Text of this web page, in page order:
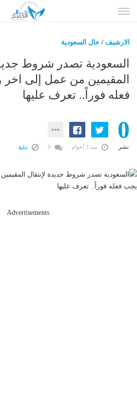
الى
الارشيف / حال السعودية
السعودية تصدر شروط
المقيمين من عمل إلى
فعله فوراً.. تعرف عليها
0
نشر منذ 3 أعوام تبليغ
Advertisements